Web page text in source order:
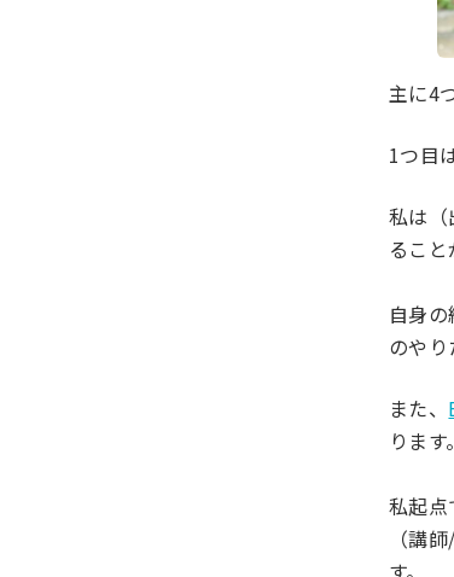
主に4
1つ目
私は
ること
自身
のや
また、
ります。
私起
（講
す。